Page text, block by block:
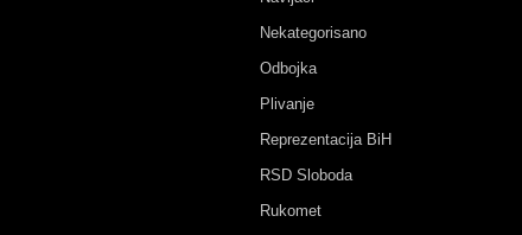
Nekategorisano
Odbojka
Plivanje
Reprezentacija BiH
RSD Sloboda
Rukomet